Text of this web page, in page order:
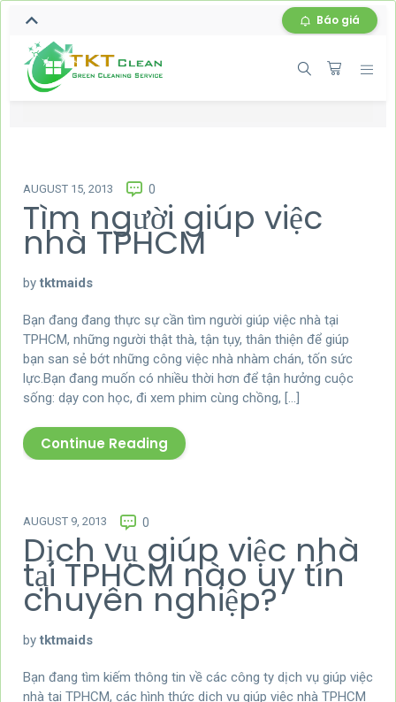
Báo giá
AUGUST 15, 2013 0
Tìm người giúp việc
nhà TPHCM
by tktmaids
Bạn đang đang thực sự cần tìm người giúp việc nhà tại
TPHCM, những người thật thà, tận tụy, thân thiện để giúp
bạn san sẻ bớt những công việc nhà nhàm chán, tốn sức
lực.Bạn đang muốn có nhiều thời hơn để tận hưởng cuộc
sống: dạy con học, đi xem phim cùng chồng, […]
Continue Reading
AUGUST 9, 2013 0
Dịch vụ giúp việc nhà
tại TPHCM nào uy tín
chuyên nghiệp?
by tktmaids
Bạn đang tìm kiếm thông tin về các công ty dịch vụ giúp việc
nhà tại TPHCM, các hình thức dịch vụ giúp việc nhà TPHCM